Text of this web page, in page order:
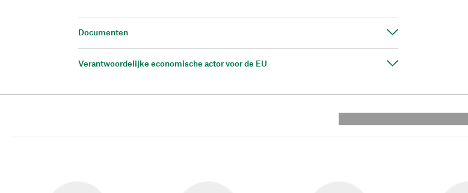
Documenten
Verantwoordelijke economische actor voor de EU